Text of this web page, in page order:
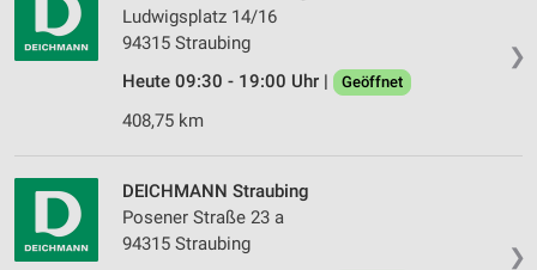
❯
Ludwigsplatz 14/16
94315 Straubing
Heute 09:30 - 19:00 Uhr |
Geöffnet
408,75 km
❯
DEICHMANN Straubing
Posener Straße 23 a
94315 Straubing
personalisierter Werbung
Erstellung von Profilen zur Personalisierung
von Inhalten
Verwendung von Profilen zur Auswahl
Messung der Werbeleistung
Messung der Performance von Inhalten